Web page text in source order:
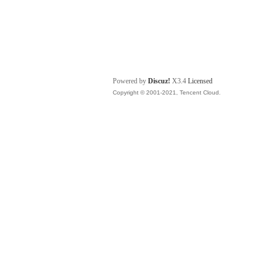
Powered by Discuz! X3.4 Licensed
Copyright © 2001-2021, Tencent Cloud.